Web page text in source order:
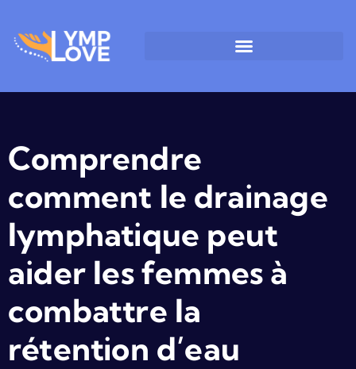
Comprendre
comment le drainage
lymphatique peut
aider les femmes à
combattre la
rétention d’eau